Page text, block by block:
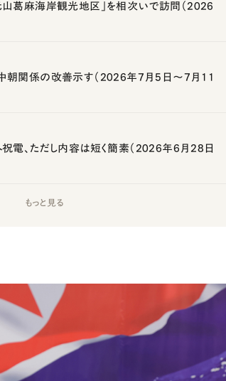
山葛麻海岸観光地区」を相次いで訪問（2026
朝関係の改善示す（2026年7月5日～7月11
祝電、ただし内容は短く簡素（2026年6月28日
もっと見る